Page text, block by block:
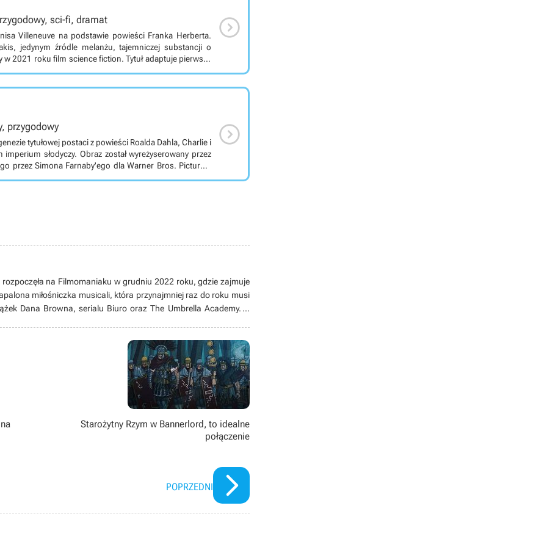
w walce przeciw Harkonnenom i galaktycznym
Zendaya
sci-fi, dramat
Villeneuve na podstawie powieści Franka Herberta.
jedynym źródle melanżu, tajemniczej substancji o
tytule. Akcja filmu ma miejsce w odległej przyszłości.
przyszłości. Kontrola nad Arrakis napędza
(Lady Jessica), Oscar Isaac (Leto Atreides), Josh
Harkonnen).

przygodowy
tytułowej postaci z powieści Roalda Dahla, Charlie i
słodyczy. Obraz został wyreżyserowany przez
przez Simona Farnaby'ego dla Warner Bros. Pictures.
a obok niego w obsadzie znajdują się: Keegan-

na Filmomaniaku w grudniu 2022 roku, gdzie zajmuje
miłośniczka musicali, która przynajmniej raz do roku musi
Dana Browna, serialu Biuro oraz The Umbrella Academy. A
milionów żyć dzięki różnym dziełom.
Starożytny Rzym w Bannerlord, to idealne
połączenie
POPRZEDNI